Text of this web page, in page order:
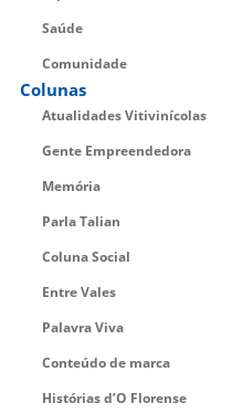
Saúde
Comunidade
Colunas
Atualidades Vitivinícolas
Gente Empreendedora
Memória
Parla Talian
Coluna Social
Entre Vales
Palavra Viva
Conteúdo de marca
Histórias d’O Florense